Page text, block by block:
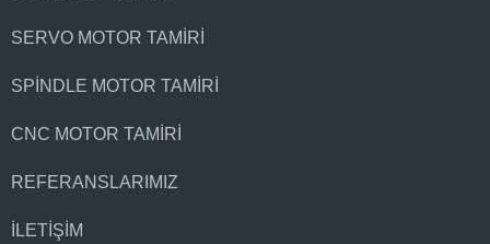
SERVO MOTOR TAMIRI
SPINDLE MOTOR TAMIRI
CNC MOTOR TAMIRI
REFERANSLARIMIZ
İLETIŞIM